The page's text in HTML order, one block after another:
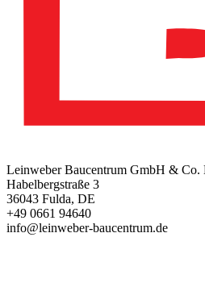
Leinweber Baucentrum GmbH & Co.
Habelbergstraße 3
36043 Fulda, DE
+49 0661 94640
info@leinweber-baucentrum.de